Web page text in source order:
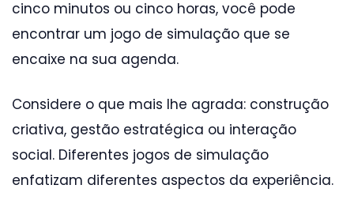
cinco minutos ou cinco horas, você pode
encontrar um jogo de simulação que se
encaixe na sua agenda.
Considere o que mais lhe agrada: construção
criativa, gestão estratégica ou interação
social. Diferentes jogos de simulação
enfatizam diferentes aspectos da experiência.